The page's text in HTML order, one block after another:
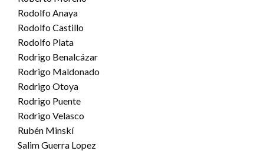
Rodolfo Anaya
Rodolfo Castillo
Rodolfo Plata
Rodrigo Benalcázar
Rodrigo Maldonado
Rodrigo Otoya
Rodrigo Puente
Rodrigo Velasco
Rubén Minskí
Salim Guerra Lopez